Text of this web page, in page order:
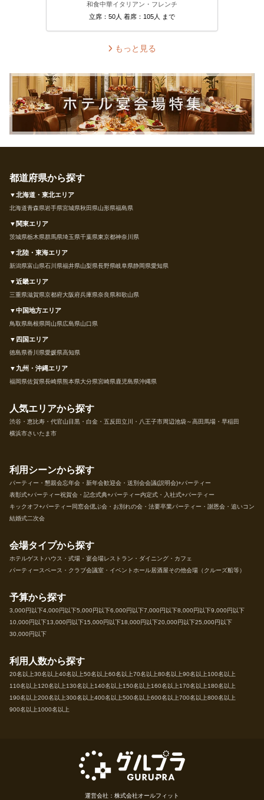
和食中華イタリアン・フレンチ
立席：50人 着席：105人 まで
もっと見る
都道府県から探す
▼北海道・東北エリア
北海道青森県岩手県宮城県秋田県山形県福島県
▼関東エリア
茨城県栃木県群馬県埼玉県千葉県東京都神奈川県
▼北陸・東海エリア
新潟県富山県石川県福井県山梨県長野県岐阜県静岡県愛知県
▼近畿エリア
三重県滋賀県京都府大阪府兵庫県奈良県和歌山県
▼中国地方エリア
鳥取県島根県岡山県広島県山口県
▼四国エリア
徳島県香川県愛媛県高知県
▼九州・沖縄エリア
福岡県佐賀県長崎県熊本県大分県宮崎県鹿児島県沖縄県
人気エリアから探す
渋谷・恵比寿・代官山目黒・白金・五反田立川・八王子市周辺池袋～高田馬場・早稲田
横浜市さいたま市
利用シーンから探す
パーティー・懇親会忘年会・新年会歓迎会・送別会会議(説明会)+パーティー
表彰式+パーティー祝賀会・記念式典+パーティー内定式・入社式+パーティー
キックオフ+パーティー 同窓会偲ぶ会・お別れの会・法要卒業パーティー・謝恩会・追いコン
結婚式二次会
会場タイプから探す
ホテルゲストハウス・式場・宴会場レストラン・ダイニング・カフェ
パーティースペース・クラブ会議室・イベントホール居酒屋その他会場（クルーズ船等）
予算から探す
3,000円以下4,000円以下5,000円以下6,000円以下7,000円以下8,000円以下9,000円以下
10,000円以下13,000円以下15,000円以下18,000円以下20,000円以下25,000円以下
30,000円以下
利用人数から探す
20名以上30名以上40名以上50名以上60名以上70名以上80名以上90名以上100名以上
110名以上120名以上130名以上140名以上150名以上160名以上170名以上180名以上
190名以上200名以上300名以上400名以上500名以上600名以上700名以上800名以上
900名以上1000名以上
運営会社：株式会社オールフィット